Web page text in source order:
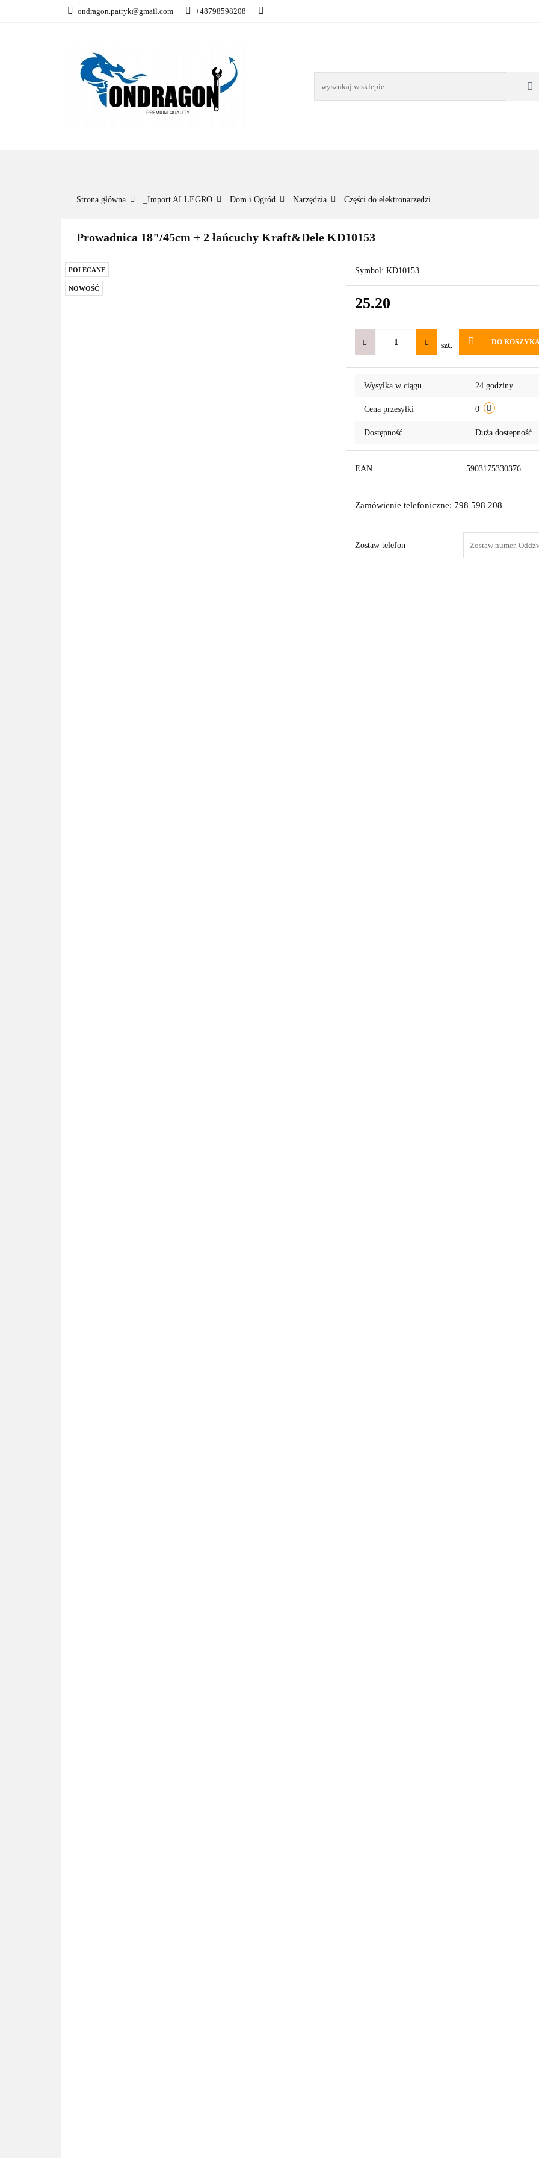
ondragon.patryk@gmail.com +48798598208
KATEGORIE NOWOŚCI BESTSELLERY WSZYSTKIE TOWARY
Strona główna _Import ALLEGRO Dom i Ogród Narzędzia Części do elektronarzędzi
Prowadnica 18"/45cm + 2 łańcuchy Kraft&Dele KD10153
POLECANE
NOWOŚĆ
Symbol: KD10153
25.20
szt. DO
Wysyłka w ciągu 24 godziny
Cena przesyłki 0
Dostępność Duża dostępność
EAN 5903175330376
Zamówienie telefoniczne: 798 598 208
Zostaw telefon